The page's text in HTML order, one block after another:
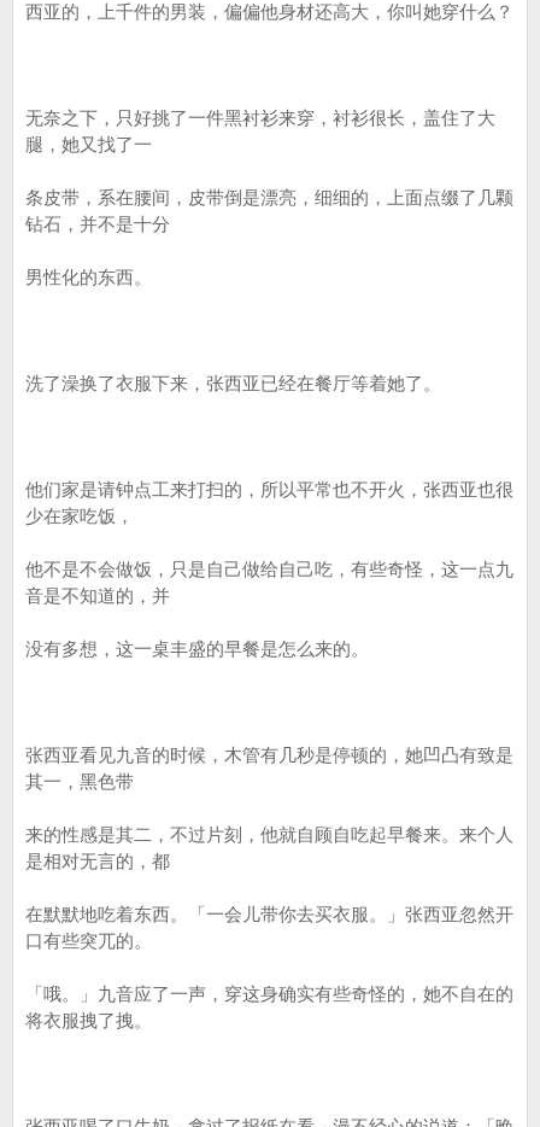
西亚的，上千件的男装，偏偏他身材还高大，你叫她穿什么？
无奈之下，只好挑了一件黑衬衫来穿，衬衫很长，盖住了大
腿，她又找了一
条皮带，系在腰间，皮带倒是漂亮，细细的，上面点缀了几颗
钻石，并不是十分
男性化的东西。
洗了澡换了衣服下来，张西亚已经在餐厅等着她了。
他们家是请钟点工来打扫的，所以平常也不开火，张西亚也很
少在家吃饭，
他不是不会做饭，只是自己做给自己吃，有些奇怪，这一点九
音是不知道的，并
没有多想，这一桌丰盛的早餐是怎么来的。
张西亚看见九音的时候，木管有几秒是停顿的，她凹凸有致是
其一，黑色带
来的性感是其二，不过片刻，他就自顾自吃起早餐来。来个人
是相对无言的，都
在默默地吃着东西。「一会儿带你去买衣服。」张西亚忽然开
口有些突兀的。
「哦。」九音应了一声，穿这身确实有些奇怪的，她不自在的
将衣服拽了拽。